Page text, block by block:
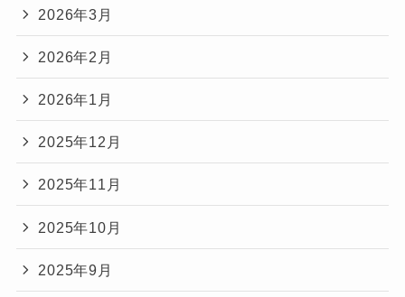
2026年3月
2026年2月
2026年1月
2025年12月
2025年11月
2025年10月
2025年9月